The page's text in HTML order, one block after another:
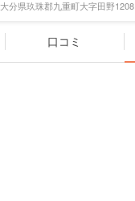
大分県玖珠郡九重町大字田野1208
口コミ